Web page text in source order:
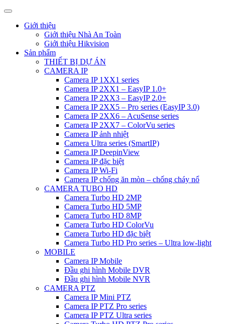
Giới thiệu
Giới thiệu Nhà An Toàn
Giới thiệu Hikvision
Sản phẩm
THIẾT BỊ DỰ ÁN
CAMERA IP
Camera IP 1XX1 series
Camera IP 2XX1 – EasyIP 1.0+
Camera IP 2XX3 – EasyIP 2.0+
Camera IP 2XX5 – Pro series (EasyIP 3.0)
Camera IP 2XX6 – AcuSense series
Camera IP 2XX7 – ColorVu series
Camera IP ảnh nhiệt
Camera Ultra series (SmartIP)
Camera IP DeepinView
Camera IP đặc biệt
Camera IP Wi-Fi
Camera IP chống ăn mòn – chống cháy nổ
CAMERA TUBO HD
Camera Turbo HD 2MP
Camera Turbo HD 5MP
Camera Turbo HD 8MP
Camera Turbo HD ColorVu
Camera Turbo HD đặc biệt
Camera Turbo HD Pro series – Ultra low-light
MOBILE
Camera IP Mobile
Đầu ghi hình Mobile DVR
Đầu ghi hình Mobile NVR
CAMERA PTZ
Camera IP Mini PTZ
Camera IP PTZ Pro series
Camera IP PTZ Ultra series